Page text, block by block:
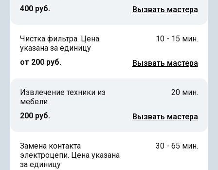
400 руб.
Вызвать мастера
Чистка фильтра. Цена
указана за единицу
от 200 руб.
10 - 15 мин.
Вызвать мастера
Извлечение техники из
мебели
200 руб.
20 мин.
Вызвать мастера
Замена контакта
электроцепи. Цена указана
за единицу
30 - 65 мин.